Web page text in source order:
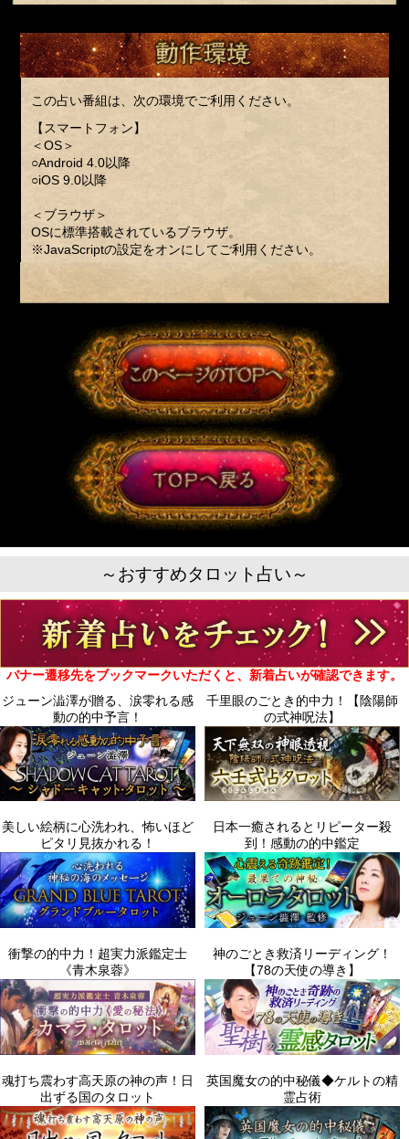
この占い番組は、次の環境でご利用ください。
【スマートフォン】
＜OS＞
○Android 4.0以降
○iOS 9.0以降
＜ブラウザ＞
OSに標準搭載されているブラウザ。
※JavaScriptの設定をオンにしてご利用ください。